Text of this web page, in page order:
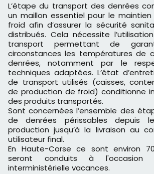
L’étape du transport des denrées
un maillon essentiel pour le
froid afin d’assurer la sécurité
distribués. Cela nécessite
transport permettant de
circonstances les températures de
denrées, notamment par le
techniques adaptées. L’état
de transport utilisés (caisses,
de production de froid) conditionne
des produits transportés.
Sont concernées l’ensemble des
de denrées périssables depuis
production jusqu’à la livraison au
utilisateur final.
En Haute-Corse ce sont environ
seront conduits à l'occasion
interministérielle vacances.